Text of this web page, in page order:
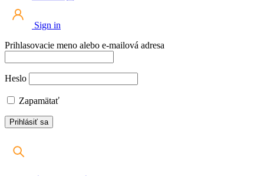
Sign in
Prihlasovacie meno alebo e-mailová adresa
Heslo
Zapamätať